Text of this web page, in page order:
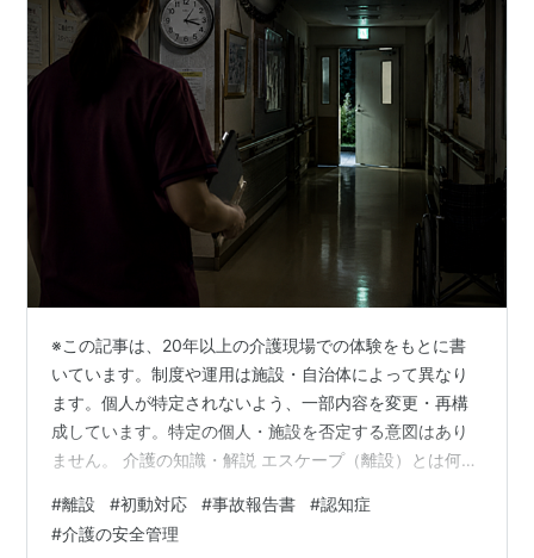
※この記事は、20年以上の介護現場での体験をもとに書
いています。制度や運用は施設・自治体によって異なり
ます。個人が特定されないよう、一部内容を変更・再構
成しています。特定の個人・施設を否定する意図はあり
ません。 介護の知識・解説 エスケープ（離設）とは何か
理由・現場の予防・発生時の対応・事故報告書・夜勤帯
の怖さまで、現役介護士の経験から書く 夜勤介護マン ▷
#離設 #初動対応 #事故報告書 #認知症
#介護の安全管理